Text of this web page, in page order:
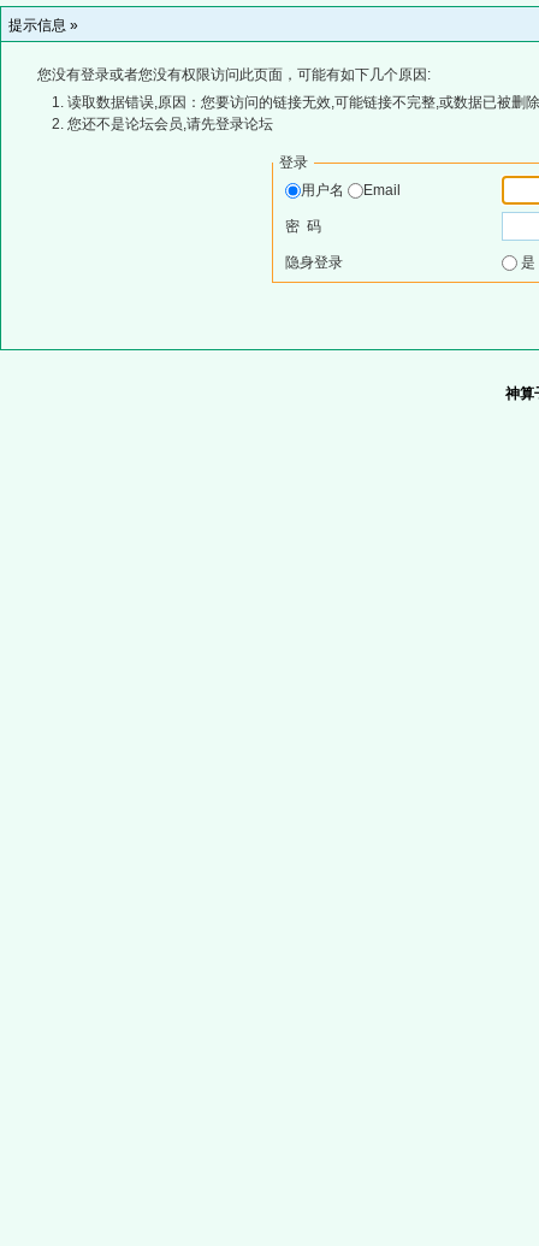
提示信息 »
您没有登录或者您没有权限访问此页面，可能有如下几个原因:
读取数据错误,原因：您要访问的链接无效,可能链接不完整,或数据已被删
您还不是论坛会员,请先登录论坛
登录
用户名
Email
密 码
隐身登录
神算